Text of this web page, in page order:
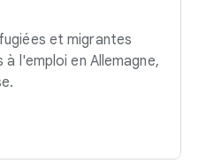
et migrantes
l'emploi en Allemagne,